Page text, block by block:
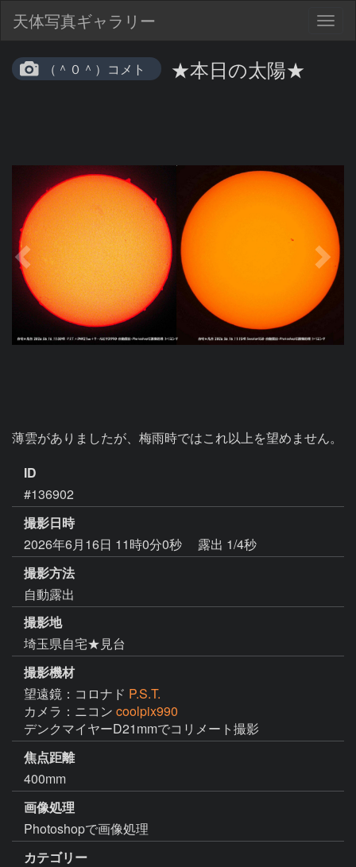
天体写真ギャラリー
（＾０＾）コメト ★本日の太陽★
薄雲がありましたが、梅雨時ではこれ以上を望めません。
ID
#136902
撮影日時
2026年6月16日 11時0分0秒
露出 1/4秒
撮影方法
自動露出
撮影地
埼玉県自宅★見台
撮影機材
望遠鏡：コロナド P.S.T.
カメラ：ニコン coolpix990
デンクマイヤーD21mmでコリメート撮影
焦点距離
400mm
画像処理
Photoshopで画像処理
カテゴリー